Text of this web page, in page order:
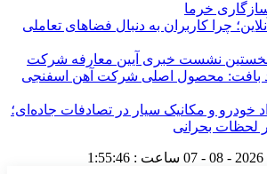
خرما
چرا کاربران به دنبال فضاهای تعاملی
نخستین نشست خبری آیین معارفه شرکت
بافت: محصول اصلی شرکت آهن اسفنجی
خودرو و مکانیک سیار در تصادفات جاده‌ای؛
لحظات بحرانی
2026 - 08 - 07 ساعت : 1:55:46